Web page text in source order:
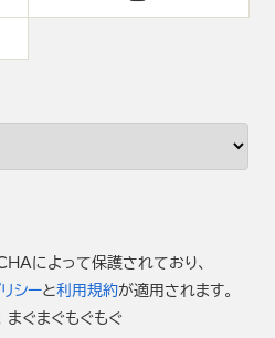
によって保護されており、
シーと利用規約が適用されます。
ぐまぐもぐもぐ